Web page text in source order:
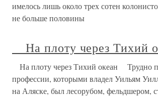
имелось лишь около трех сотен
не больше половины
На плоту через Тихий
На плоту через Тихий океан Трудно
профессии, которыми владел Уильям
на Аляске, был лесорубом, фельдшером,